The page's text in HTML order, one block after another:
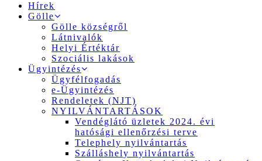
Hírek
Gölle
Gölle községről
Látnivalók
Helyi Értéktár
Szociális lakások
Ügyintézés
Ügyfélfogadás
e-Ügyintézés
Rendeletek (NJT)
NYILVÁNTARTÁSOK
Vendéglátó üzletek 2024. évi
hatósági ellenőrzési terve
Telephely nyilvántartás
Szálláshely nyilvántartás